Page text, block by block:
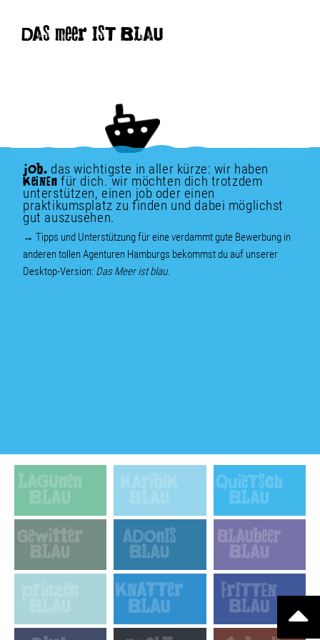
DAS meer IST BLAU
jOb. das wichtigste in aller kürze: wir haben
KeiNEn für dich. wir möchten dich trotzdem
unterstützen, einen job oder einen
praktikumsplatz zu finden und dabei möglichst
gut auszusehen.
→ Tipps und Unterstützung für eine verdammt gute Bewerbung in
anderen tollen Agenturen Hamburgs bekommst du auf unserer
Desktop-Version: Das Meer ist blau.